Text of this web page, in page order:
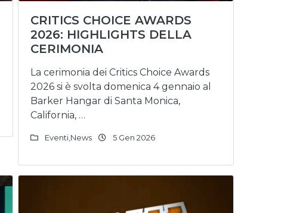
CRITICS CHOICE AWARDS
2026: HIGHLIGHTS DELLA
CERIMONIA
La cerimonia dei Critics Choice Awards
2026 si è svolta domenica 4 gennaio al
Barker Hangar di Santa Monica,
California, …
Eventi News 5 Gen 2026